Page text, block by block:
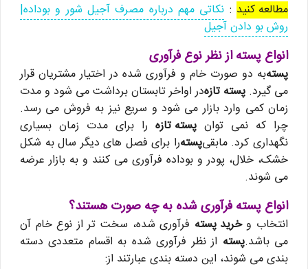
مطالعه کنید : نکاتی مهم درباره مصرف آجیل شور و بوداده|
روش بو دادن آجیل
انواع پسته از نظر نوع فرآوری
پستهبه دو صورت خام و فرآوری شده در اختیار مشتریان قرار
می گیرد. پسته تازهدر اواخر تابستان برداشت می شود و مدت
زمان کمی وارد بازار می شود و سریع نیز به فروش می رسد.
چرا که نمی توان پسته تازه را برای مدت زمان بسیاری
نگهداری کرد. مابقیپستهرا برای فصل های دیگر سال به شکل
خشک، خلال، پودر و بوداده فرآوری می کنند و به بازار عرضه
می شوند.
انواع پسته فرآوری ‌شده به چه صورت هستند؟
انتخاب وخرید پسته فرآوری شده، سخت تر از نوع خام آن
می باشد.پسته از نظر فرآوری شده به اقسام متعددی دسته
بندی می شوند، این دسته بندی عبارتند از: